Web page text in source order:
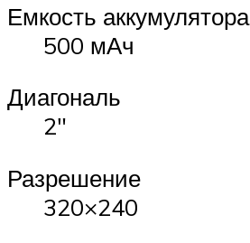
Емкость аккумулятора
500 мАч
Диагональ
2″
Разрешение
320×240